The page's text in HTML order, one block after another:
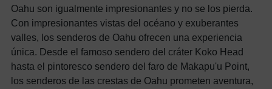
Oahu son igualmente impresionantes y no se los pierda.
Con impresionantes vistas del océano y exuberantes
valles, los senderos de Oahu ofrecen una experiencia
única. Desde el famoso sendero del cráter Koko Head
hasta el pintoresco sendero del faro de Makapu'u Point,
los senderos de las crestas de Oahu prometen aventura,